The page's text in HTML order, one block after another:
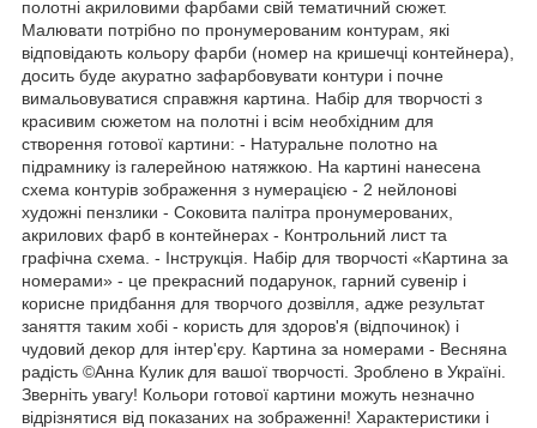
полотні акриловими фарбами свій тематичний сюжет.
Малювати потрібно по пронумерованим контурам, які
відповідають кольору фарби (номер на кришечці контейнера),
досить буде акуратно зафарбовувати контури і почне
вимальовуватися справжня картина. Набір для творчості з
красивим сюжетом на полотні і всім необхідним для
створення готової картини: - Натуральне полотно на
підрамнику із галерейною натяжкою. На картині нанесена
схема контурів зображення з нумерацією - 2 нейлонові
художні пензлики - Соковита палітра пронумерованих,
акрилових фарб в контейнерах - Контрольний лист та
графічна схема. - Інструкція. Набір для творчості «Картина за
номерами» - це прекрасний подарунок, гарний сувенір і
корисне придбання для творчого дозвілля, адже результат
заняття таким хобі - користь для здоров'я (відпочинок) і
чудовий декор для інтер'єру. Картина за номерами - Весняна
радість ©Анна Кулик для вашої творчості. Зроблено в Україні.
Зверніть увагу! Кольори готової картини можуть незначно
відрізнятися від показаних на зображенні! Характеристики і